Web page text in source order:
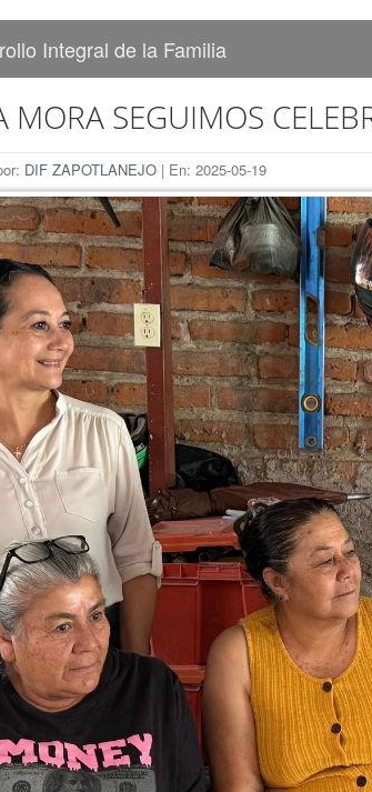
Integral de la Familia
MORA SEGUIMOS
DIF ZAPOTLANEJO | En: 2025-05-19